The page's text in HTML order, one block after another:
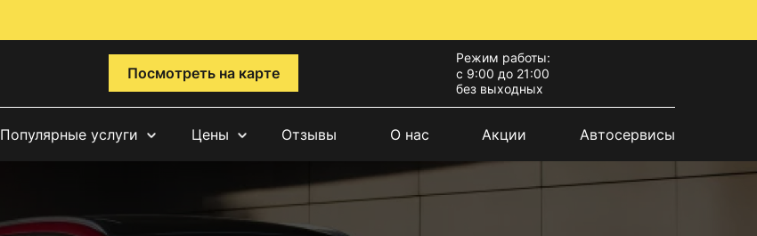
Посмотреть на карте
Режим работы:
с 9:00 до 21:00
без выходных
Популярные услуги Цены Отзывы О нас Акции Автосервисы